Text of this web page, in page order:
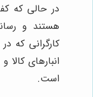
در حالی که
هستند و
کارگرانی که
انبارهای
است.